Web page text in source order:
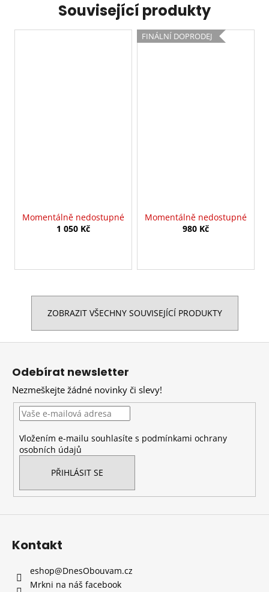
Související produkty
Momentálně nedostupné
1 050 Kč
FINÁLNÍ DOPRODEJ
Momentálně nedostupné
980 Kč
ZOBRAZIT VŠECHNY SOUVISEJÍCÍ PRODUKTY
Z
Odebírat newsletter
Nezmeškejte žádné novinky či slevy!
Vložením e-mailu souhlasíte s podmínkami ochrany
osobních údajů
PŘIHLÁSIT SE
Kontakt
eshop@DnesObouvam.cz
Mrkni na náš facebook